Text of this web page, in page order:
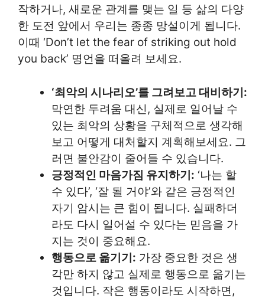
작하거나, 새로운 관계를 맺는 일 등 삶의 다양
한 도전 앞에서 우리는 종종 망설이게 됩니다.
이때 ‘Don’t let the fear of striking out hold
you back’ 명언을 떠올려 보세요.
‘최악의 시나리오’를 그려보고 대비하기:
막연한 두려움 대신, 실제로 일어날 수
있는 최악의 상황을 구체적으로 생각해
보고 어떻게 대처할지 계획해보세요. 그
러면 불안감이 줄어들 수 있습니다.
긍정적인 마음가짐 유지하기: ‘나는 할
수 있다’, ‘잘 될 거야’와 같은 긍정적인
자기 암시는 큰 힘이 됩니다. 실패하더
라도 다시 일어설 수 있다는 믿음을 가
지는 것이 중요해요.
행동으로 옮기기: 가장 중요한 것은 생
각만 하지 않고 실제로 행동으로 옮기는
것입니다. 작은 행동이라도 시작하면,